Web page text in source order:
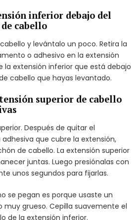
inferior debajo del
cabello
y levántalo un poco. Retira la
o adhesivo en la extensión
la extensión inferior que está debajo
cabello que hayas levantado.
superior de cabello
Después de quitar el
que cubre la extensión,
de cabello. La extensión superior
juntas. Luego presiónalas con
unos segundos para fijarlas.
se pegan es porque usaste un
muy grueso. Cepilla suavemente el
de la extensión inferior.